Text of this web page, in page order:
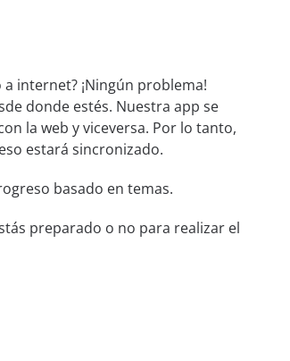
internet? ¡Ningún problema!
donde estés. Nuestra app se
la web y viceversa. Por lo tanto,
estará sincronizado.
basado en temas.
preparado o no para realizar el